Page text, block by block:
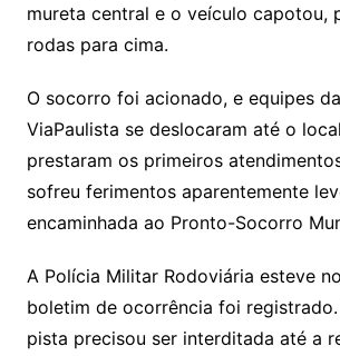
mureta central e o veículo capotou,
rodas para cima.
O socorro foi acionado, e equipes
ViaPaulista se deslocaram até o
prestaram os primeiros
sofreu ferimentos aparentemente
encaminhada ao Pronto-Socorro
A Polícia Militar Rodoviária esteve
boletim de ocorrência foi
pista precisou ser interditada até a